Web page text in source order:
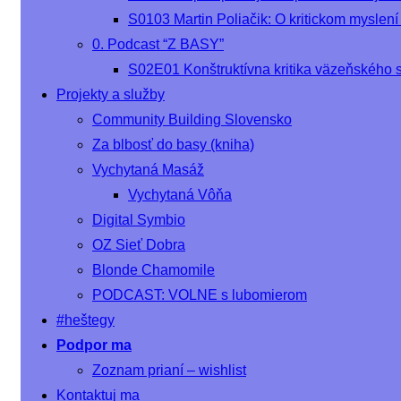
S0103 Martin Poliačik: O kritickom
0. Podcast “Z BASY”
S02E01 Konštruktívna kritika väzeňského
Projekty a služby
Community Building Slovensko
Za blbosť do basy (kniha)
Vychytaná Masáž
Vychytaná Vôňa
Digital Symbio
OZ Sieť Dobra
Blonde Chamomile
PODCAST: VOLNE s lubomierom
#heštegy
Podpor ma
Zoznam prianí – wishlist
Kontaktuj ma